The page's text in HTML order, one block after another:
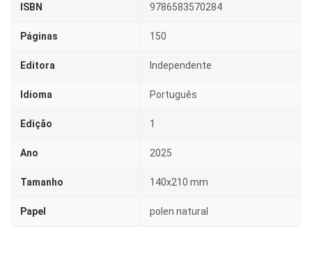
ISBN 9786583570284
Páginas 150
Editora Independente
Idioma Português
Edição 1
Ano 2025
Tamanho 140x210 mm
Papel polen natural